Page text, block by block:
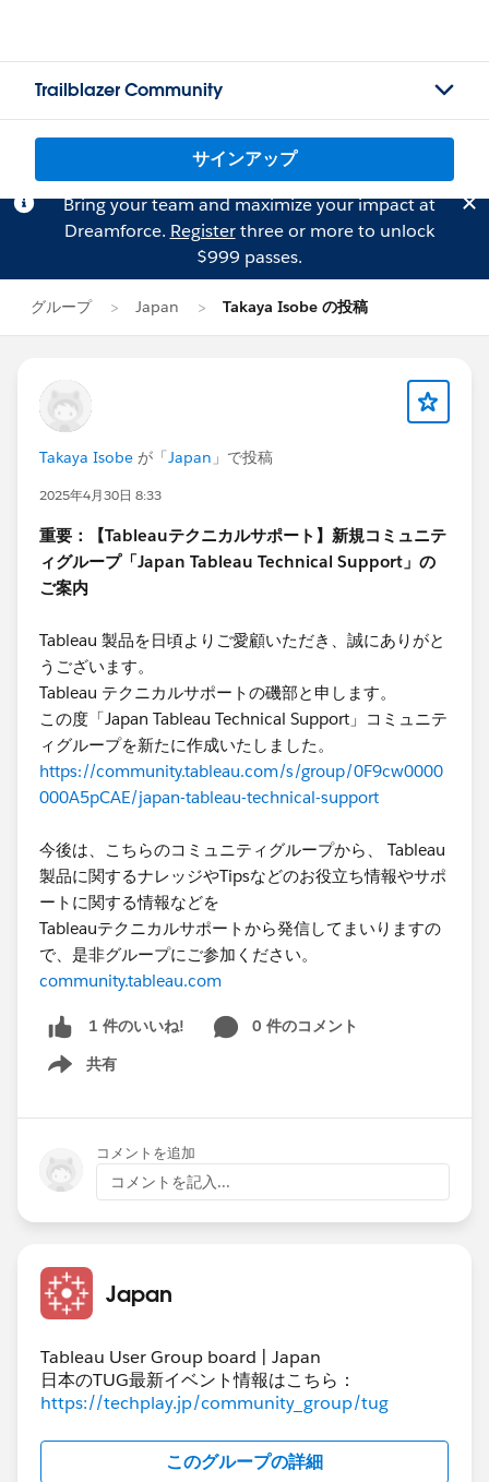
Trailblazer Community
サインアップ
Bring your team and maximize your impact at
Dreamforce. Registerthree or more to unlock
$999 passes.
グループ Japan Takaya Isobe の投稿
Takaya Isobe が「Japan 」で投稿
2025年4月30日 8:33
重要：【Tableauテクニカルサポート】新規コミュニテ
ィグループ「Japan Tableau Technical Support」の
ご案内
Tableau 製品を日頃よりご愛顧いただき、誠にありがと
うございます。
Tableau テクニカルサポートの磯部と申します。
この度「Japan Tableau Technical Support」コミュニテ
ィグループを新たに作成いたしました。
https://community.tableau.com/s/group/0F9cw0000
000A5pCAE/japan-tableau-technical-support
今後は、こちらのコミュニティグループから、 Tableau
製品に関するナレッジやTipsなどのお役立ち情報やサポ
ートに関する情報などを
Tableauテクニカルサポートから発信してまいりますの
で、是非グループにご参加ください。
community.tableau.com
1 件のいいね!
0 件のコメント
共有
Show menu
コメントを追加
コメントを記入...
Japan
Tableau User Group board | Japan
日本のTUG最新イベント情報はこちら：
https://techplay.jp/community_group/tug
このグループの詳細